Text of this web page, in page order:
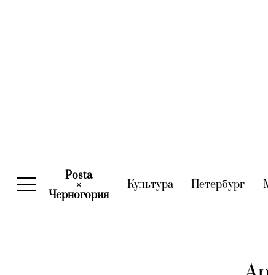
Posta
×
Черногория(current)
Культура(current)
Петербург